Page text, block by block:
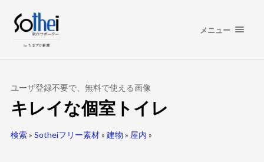
メニュー
ユーザ登録不要で、無料で使える画像
キレイな個室トイレ
検索» Sotheiフリー素材» 建物 » 屋内 »